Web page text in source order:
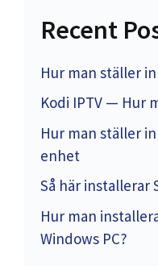
Recent
Hur man ställer
Kodi IPTV — Hur
Hur man ställer in
enhet
Så här installerar
Hur man
Windows PC?
IPTV